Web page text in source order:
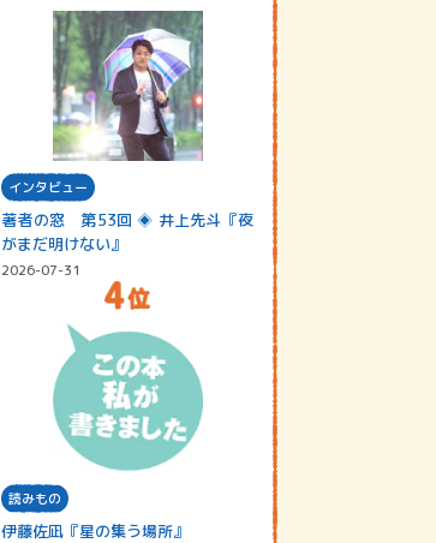
インタビュー
著者の窓 第53回 ◈ 井上先斗『夜
がまだ明けない』
2026-07-31
読みもの
伊藤佐凪『星の集う場所』